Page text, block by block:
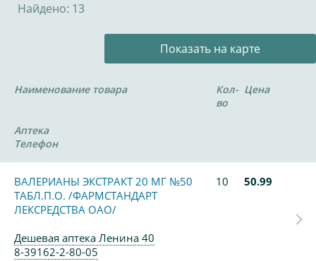
Найдено: 13
Показать на карте
Наименование товара
Кол-
во
Цена
Аптека
Телефон
ВАЛЕРИАНЫ ЭКСТРАКТ 20 МГ №50
ТАБЛ.П.О. /ФАРМСТАНДАРТ
ЛЕКСРЕДСТВА ОАО/
10 50.99
Дешевая аптека Ленина 40
8-39162-2-80-05